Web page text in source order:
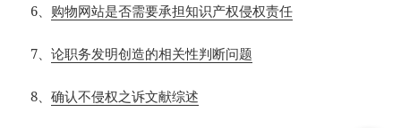
6 购物网站是否需要承担知识产权侵权责任
7 、论职务发明创造的相关性判断问题
8、确认不侵权之诉文献综述